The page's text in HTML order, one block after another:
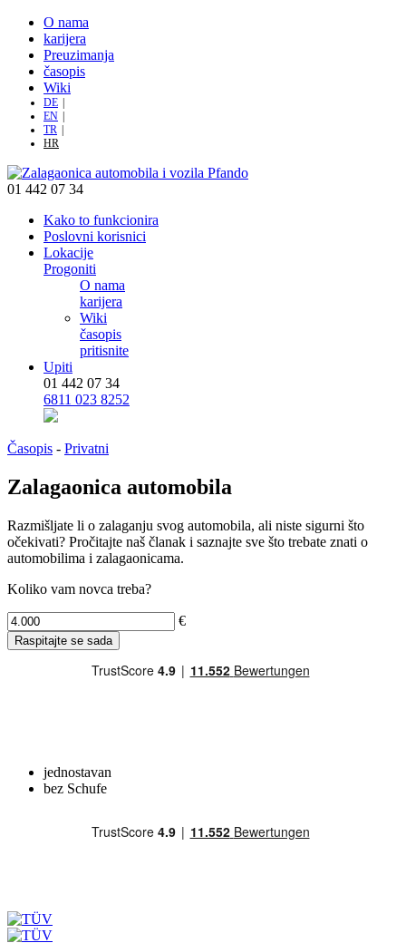
O nama
karijera
Preuzimanja
časopis
Wiki
DE
EN
TR
HR
01 442 07 34
Kako to funkcionira
Poslovni korisnici
Lokacije
Progoniti
O nama
karijera
Wiki
časopis
pritisnite
Upiti
01 442 07 34
6811 023 8252
Časopis - Privatni
Zalagaonica automobila
Razmišljate li o zalaganju svog automobila, ali niste sigurni što
očekivati? Pročitajte naš članak i saznajte sve što trebate znati o
automobilima i zalagaonicama.
Koliko vam novca treba?
€
Raspitajte se sada
jednostavan
bez Schufe